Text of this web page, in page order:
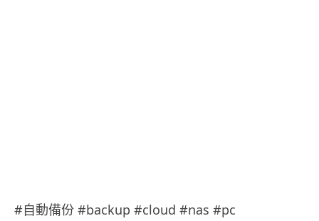
#自動備份 #backup #cloud #nas #pc